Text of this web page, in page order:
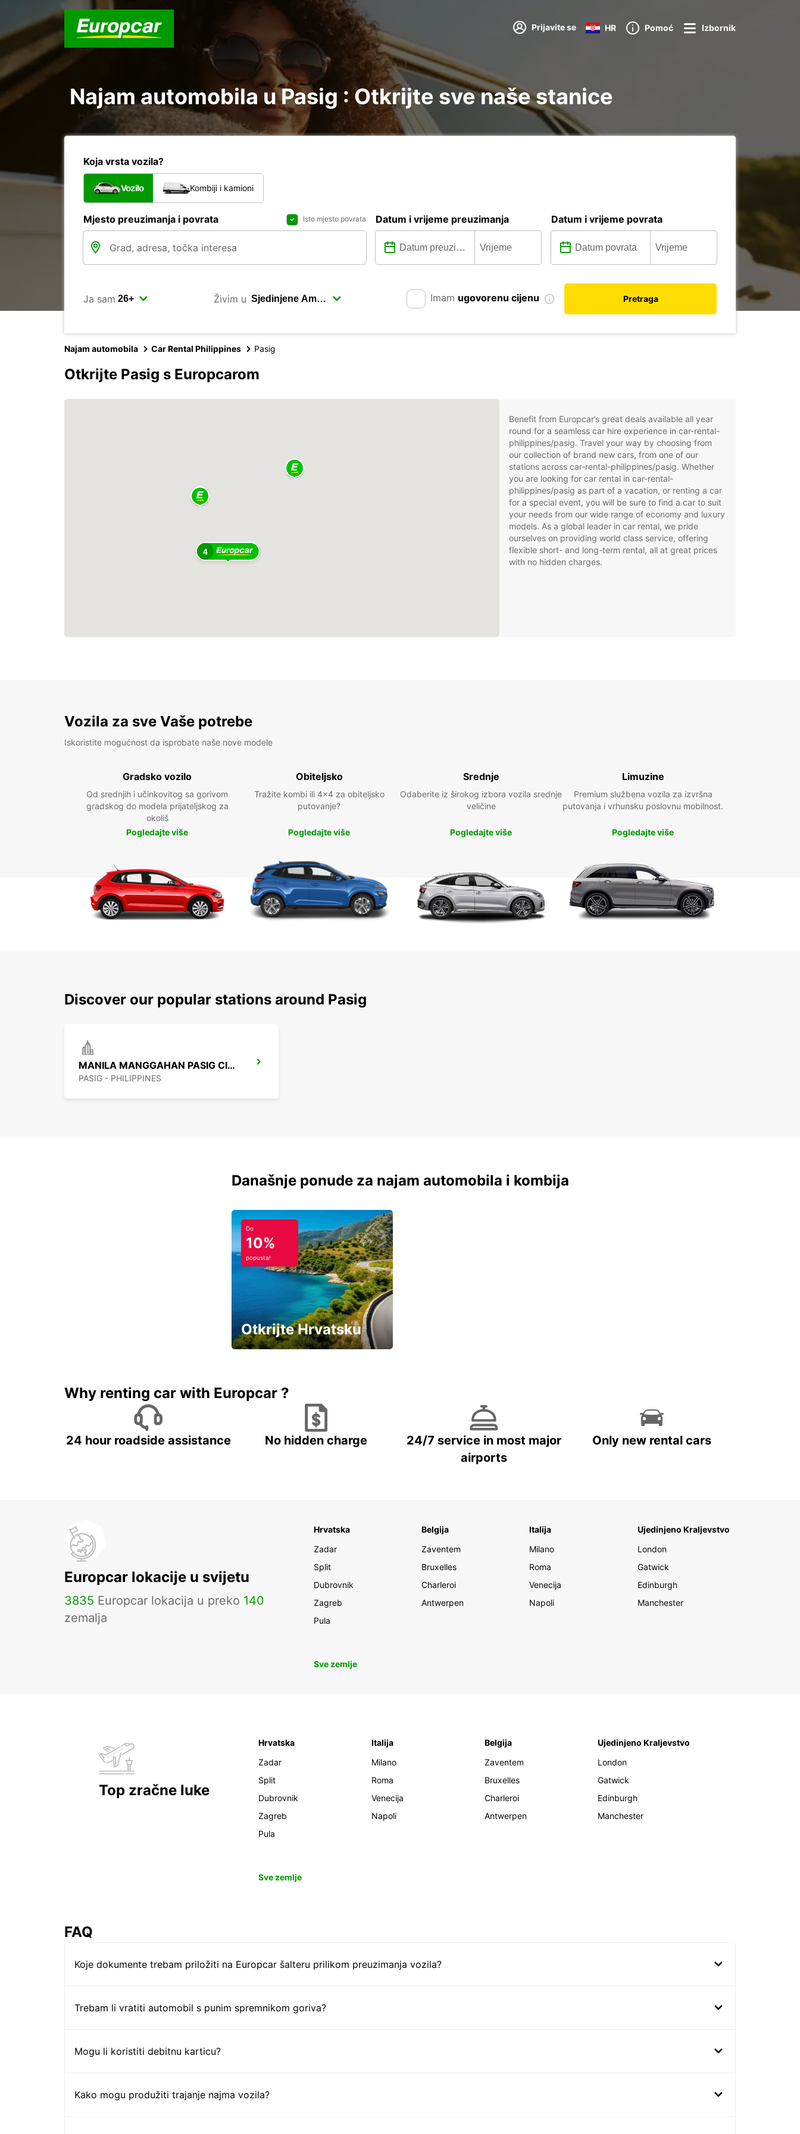
Prijavite se HR Pomoć Izbornik
Najam automobila u Pasig : Otkrijte sve naše stanice
Koja vrsta vozila?
Vozilo Kombiji i kamioni
Mjesto preuzimanja i povrata Isto mjesto povrata Datum i vrijeme preuzimanja Datum i vrijeme povrata
Ja sam Živim u Imam ugovorenu cijenu Pretraga
Najam automobila Car Rental Philippines Pasig
Otkrijte Pasig s Europcarom
4
Benefit from Europcar’s great deals available all year
round for a seamless car hire experience in car-rental-
philippines/pasig. Travel your way by choosing from
our collection of brand new cars, from one of our
stations across car-rental-philippines/pasig. Whether
you are looking for car rental in car-rental-
philippines/pasig as part of a vacation, or renting a car
for a special event, you will be sure to find a car to suit
your needs from our wide range of economy and luxury
models. As a global leader in car rental, we pride
ourselves on providing world class service, offering
flexible short- and long-term rental, all at great prices
with no hidden charges.
Vozila za sve Vaše potrebe
Iskoristite mogućnost da isprobate naše nove modele
Gradsko vozilo
Od srednjih i učinkovitog sa gorivom
gradskog do modela prijateljskog za
okoliš
Pogledajte više
Obiteljsko
Tražite kombi ili 4x4 za obiteljsko
putovanje?
Pogledajte više
Srednje
Odaberite iz širokog izbora vozila srednje
veličine
Pogledajte više
Limuzine
Premium službena vozila za izvršna
putovanja i vrhunsku poslovnu mobilnost.
Pogledajte više
Discover our popular stations around Pasig
MANILA MANGGAHAN PASIG CITY
PASIG - PHILIPPINES
Današnje ponude za najam automobila i kombija
Do
10%
popusta!
Otkrijte Hrvatsku
Why renting car with Europcar ?
24 hour roadside assistance No hidden charge
24/7 service in most major
airports
Only new rental cars
Europcar lokacije u svijetu
3835 Europcar lokacija u preko 140
zemalja
Hrvatska
Zadar
Split
Dubrovnik
Zagreb
Pula
Belgija
Zaventem
Bruxelles
Charleroi
Antwerpen
Italija
Milano
Roma
Venecija
Napoli
Ujedinjeno Kraljevstvo
London
Gatwick
Edinburgh
Manchester
Sve zemlje
Top zračne luke
Hrvatska
Zadar
Split
Dubrovnik
Zagreb
Pula
Italija
Milano
Roma
Venecija
Napoli
Belgija
Zaventem
Bruxelles
Charleroi
Antwerpen
Ujedinjeno Kraljevstvo
London
Gatwick
Edinburgh
Manchester
Sve zemlje
FAQ
Koje dokumente trebam priložiti na Europcar šalteru prilikom preuzimanja vozila?
Trebam li vratiti automobil s punim spremnikom goriva?
Mogu li koristiti debitnu karticu?
Kako mogu produžiti trajanje najma vozila?